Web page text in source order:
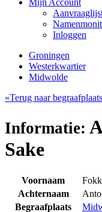
Inloggen
Groningen
Westerkwartier
Midwolde
«Terug naar begraafplaats
Informatie:
Sake
Voornaam
Achternaam
Begraafplaats